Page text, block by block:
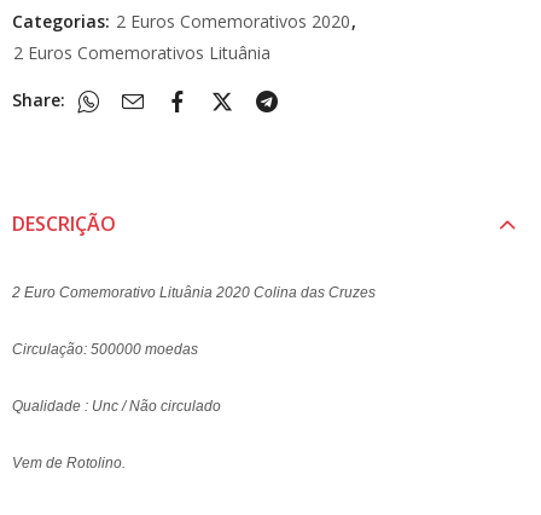
Categorias: 2 Euros Comemorativos 2020,
2 Euros Comemorativos Lituânia
Share:
DESCRIÇÃO
2 Euro Comemorativo Lituânia 2020 Colina das Cruzes
Circulação: 500000 moedas
Qualidade : Unc / Não circulado
Vem de Rotolino.